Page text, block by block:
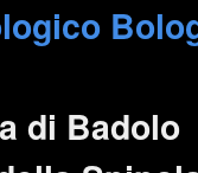
di Badolo